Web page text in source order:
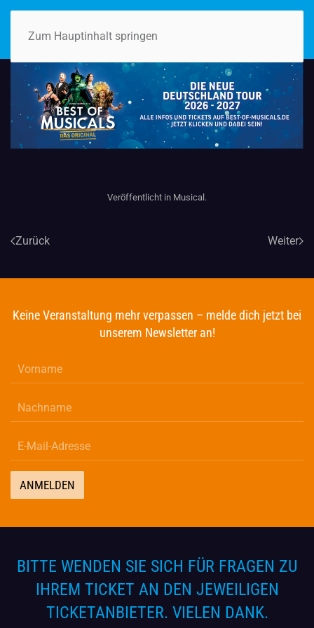
Zum Hauptinhalt springen
Veröffentlicht in Musical.
Zurück Weiter
Keine Veranstaltung mehr verpassen – melde dich jetzt bei
unserem Newsletter an!
ANMELDEN
BITTE WENDEN SIE SICH FÜR FRAGEN ZU
IHREM TICKET AN DEN JEWEILIGEN
TICKETANBIETER. VIELEN DANK.